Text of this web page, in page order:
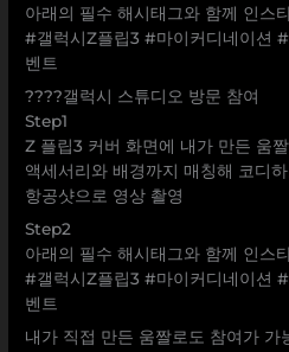
아래의 필수 해시태그와 함께 인스
#갤럭시Z플립3 #마이커디네이션
벤트
????갤럭시 스튜디오 방문 참여
Step1
Z 플립3 커버 화면에 내가 만든 움
액세서리와 배경까지 매칭해 코디하
항공샷으로 영상 촬영
Step2
아래의 필수 해시태그와 함께 인스
#갤럭시Z플립3 #마이커디네이션
벤트
내가 직접 만든 움짤로도 참여가 가